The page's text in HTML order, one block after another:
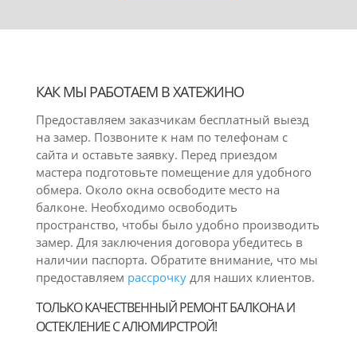
КАК МЫ РАБОТАЕМ В ХАТЕЖИНО
Предоставляем заказчикам бесплатный выезд
на замер. Позвоните к нам по телефонам с
сайта и оставьте заявку. Перед приездом
мастера подготовьте помещение для удобного
обмера. Около окна освободите место на
балконе. Необходимо освободить
пространство, чтобы было удобно производить
замер. Для заключения договора убедитесь в
наличии паспорта. Обратите внимание, что мы
предоставляем рассрочкудля наших клиентов.
ТОЛЬКО КАЧЕСТВЕННЫЙ РЕМОНТ БАЛКОНА И
ОСТЕКЛЕНИЕ С АЛЮМИРСТРОЙ!